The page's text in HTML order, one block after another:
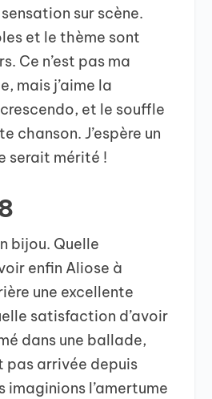
sur scène.
et le thème sont
Ce n’est pas ma
mais j’aime la
et le souffle
chanson. J’espère un
serait mérité !
bijou. Quelle
enfin Aliose à
une excellente
satisfaction d’avoir
dans une ballade,
pas arrivée depuis
imaginions l’amertume